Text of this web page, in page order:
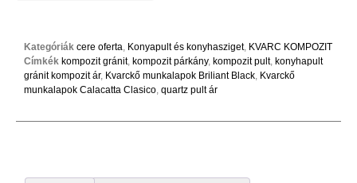
Kategóriák cere oferta Konyapult és konyhasziget, KVARC KOMPOZIT
Címkék kompozit gránit, kompozit párkány, kompozit pult, konyhapult
gránit kompozit ár, Kvarckő munkalapok Briliant Black Kvarckő
munkalapok Calacatta Clasico quartz pult ár